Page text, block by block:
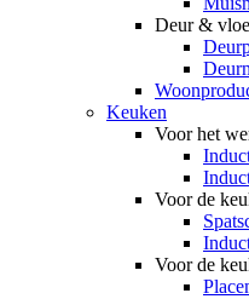
Deur &
Keuken
Voor het
Voor de
Voor de